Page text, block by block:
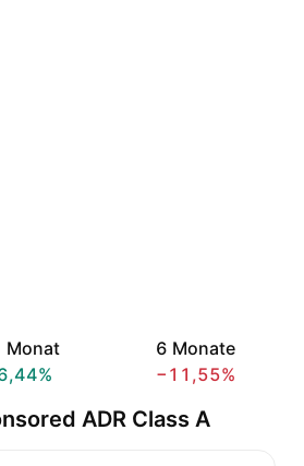
Monat
6 Monate
−11,55%
ADR Class A